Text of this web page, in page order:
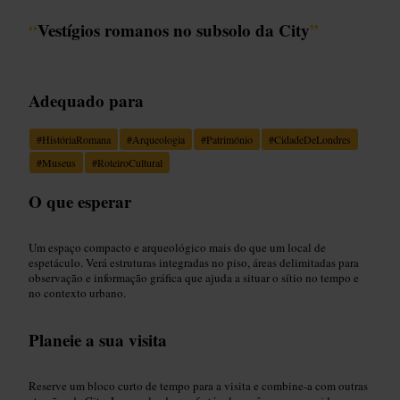
“Vestígios romanos no subsolo da City”
Adequado para
#HistóriaRomana #Arqueologia #Património #CidadeDeLondres
#Museus #RoteiroCultural
O que esperar
Um espaço compacto e arqueológico mais do que um local de
espetáculo. Verá estruturas integradas no piso, áreas delimitadas para
observação e informação gráfica que ajuda a situar o sítio no tempo e
no contexto urbano.
Planeie a sua visita
Reserve um bloco curto de tempo para a visita e combine-a com outras